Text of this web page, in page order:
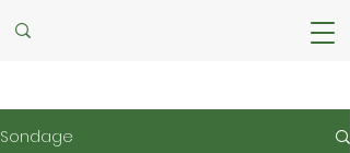
Sondage